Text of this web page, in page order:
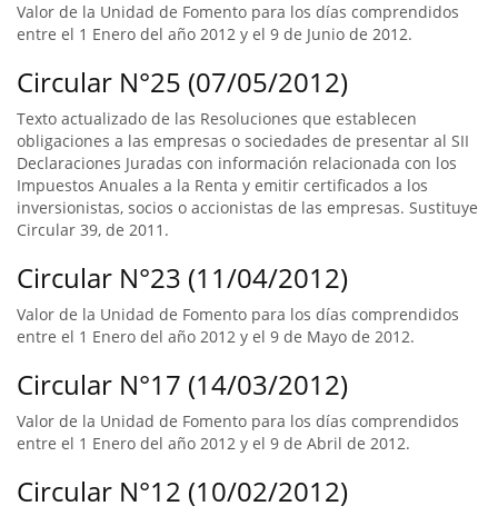
Valor de la Unidad de Fomento para los días comprendidos
entre el 1 Enero del año 2012 y el 9 de Junio de 2012.
Circular N°25 (07/05/2012)
Texto actualizado de las Resoluciones que establecen
obligaciones a las empresas o sociedades de presentar al SII
Declaraciones Juradas con información relacionada con los
Impuestos Anuales a la Renta y emitir certificados a los
inversionistas, socios o accionistas de las empresas. Sustituye
Circular 39, de 2011.
Circular N°23 (11/04/2012)
Valor de la Unidad de Fomento para los días comprendidos
entre el 1 Enero del año 2012 y el 9 de Mayo de 2012.
Circular N°17 (14/03/2012)
Valor de la Unidad de Fomento para los días comprendidos
entre el 1 Enero del año 2012 y el 9 de Abril de 2012.
Circular N°12 (10/02/2012)